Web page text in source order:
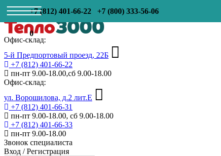
+7 (812) 401-66-22 +7 (800) 333-56-06
0
Офис-склад:
5-й Предпортовый проезд, 22Б
+7 (812) 401-66-22
пн-пт 9.00-18.00,сб 9.00-18.00
Офис-склад:
ул. Ворошилова, д.2 лит.Е
+7 (812) 401-66-31
пн-пт 9.00-18.00, сб 9.00-18.00
+7 (812) 401-66-33
пн-пт 9.00-18.00
Звонок специалиста
Вход /Регистрация